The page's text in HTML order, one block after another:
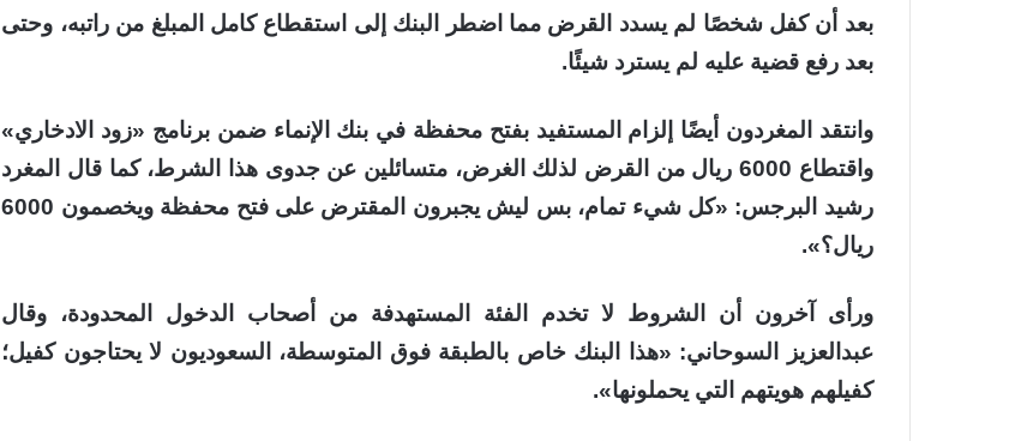
بعد أن كفل شخصًا لم يسدد القرض مما اضطر البنك إلى استقطاع كامل المبلغ من راتبه، وحتى
بعد رفع قضية عليه لم يسترد شيئًا.
وانتقد المغردون أيضًا إلزام المستفيد بفتح محفظة في بنك الإنماء ضمن برنامج «زود الادخاري»
واقتطاع 6000 ريال من القرض لذلك الغرض، متسائلين عن جدوى هذا الشرط، كما قال المغرد
رشيد البرجس: «كل شيء تمام، بس ليش يجبرون المقترض على فتح محفظة ويخصمون 6000
ريال؟».
ورأى آخرون أن الشروط لا تخدم الفئة المستهدفة من أصحاب الدخول المحدودة، وقال
عبدالعزيز السوحاني: «هذا البنك خاص بالطبقة فوق المتوسطة، السعوديون لا يحتاجون كفيل؛
كفيلهم هويتهم التي يحملونها».